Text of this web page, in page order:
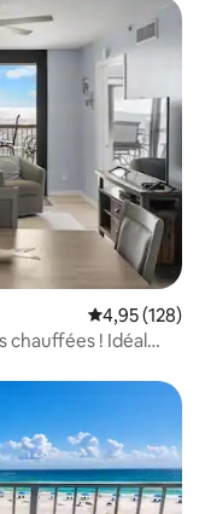
Évaluation
4,95 (128)
chauffées ! Idéal